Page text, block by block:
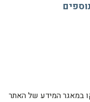
במאגר המידע של האתר